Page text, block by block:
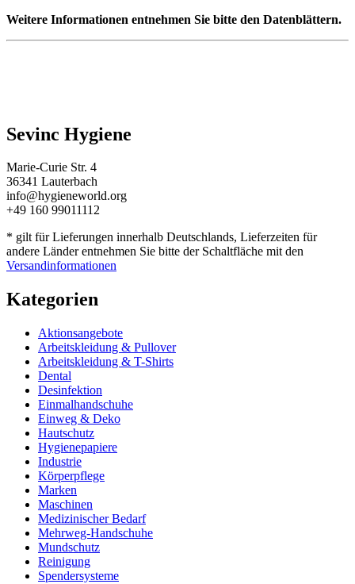
Weitere Informationen entnehmen Sie bitte den Datenblättern.
Sevinc Hygiene
Marie-Curie Str. 4
36341 Lauterbach
info@hygieneworld.org
+49 160 99011112
* gilt für Lieferungen innerhalb Deutschlands, Lieferzeiten für
andere Länder entnehmen Sie bitte der Schaltfläche mit den
Versandinformationen
Kategorien
Aktionsangebote
Arbeitskleidung & Pullover
Arbeitskleidung & T-Shirts
Dental
Desinfektion
Einmalhandschuhe
Einweg & Deko
Hautschutz
Hygienepapiere
Industrie
Körperpflege
Marken
Maschinen
Medizinischer Bedarf
Mehrweg-Handschuhe
Mundschutz
Reinigung
Spendersysteme